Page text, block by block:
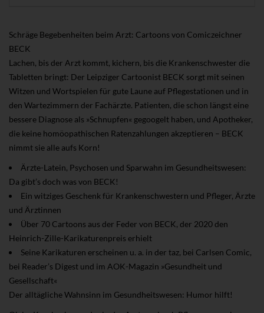
Schräge Begebenheiten beim Arzt: Cartoons von Comiczeichner
BECK
Lachen, bis der Arzt kommt, kichern, bis die Krankenschwester die
Tabletten bringt: Der Leipziger Cartoonist BECK sorgt mit seinen
Witzen und Wortspielen für gute Laune auf Pflegestationen und in
den Wartezimmern der Fachärzte. Patienten, die schon längst eine
bessere Diagnose als »Schnupfen« gegoogelt haben, und Apotheker,
die keine homöopathischen Ratenzahlungen akzeptieren – BECK
nimmt sie alle aufs Korn!
Ärzte-Latein, Psychosen und Sparwahn im Gesundheitswesen:
Da gibt’s doch was von BECK!
Ein witziges Geschenk für Krankenschwestern und Pfleger, Ärzte
und Ärztinnen
Über 70 Cartoons aus der Feder von BECK, der 2020 den
Heinrich-Zille-Karikaturenpreis erhielt
Seine Karikaturen erscheinen u. a. in der taz, bei Carlsen Comic,
bei Reader’s Digest und im AOK-Magazin »Gesundheit und
Gesellschaft«
Der alltägliche Wahnsinn im Gesundheitswesen: Humor hilft!